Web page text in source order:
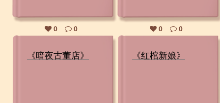
0 0 0 0
《暗夜古董店》 《红棺新娘》